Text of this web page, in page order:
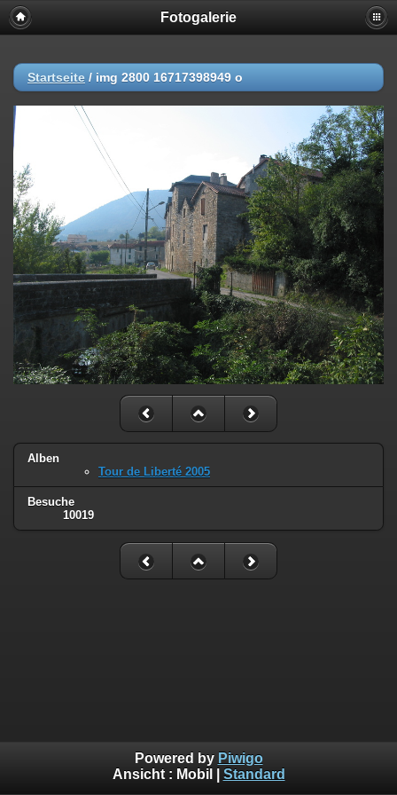
Fotogalerie
Startseite / img 2800 16717398949 o
Alben
Tour de Liberté 2005
Besuche
10019
Powered by Piwigo
Ansicht : Mobil Standard